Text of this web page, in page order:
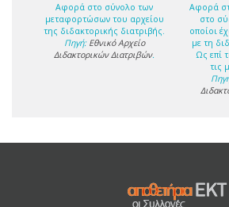
Αφορά στο σύνολο των
μεταφορτώσων του αρχείου
της διδακτορικής διατριβής.
Πηγή: Εθνικό Αρχείο
Διδακτορικών Διατριβών.
Αφορά
στο
οποίοι
με τη
Ως επί
τις